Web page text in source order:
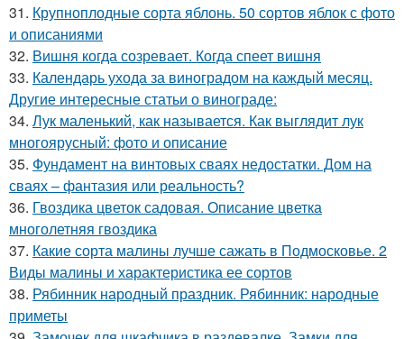
31. Крупноплодные сорта яблонь. 50 сортов яблок с фото
и описаниями
32. Вишня когда созревает. Когда спеет вишня
33. Календарь ухода за виноградом на каждый месяц.
Другие интересные статьи о винограде:
34. Лук маленький, как называется. Как выглядит лук
многоярусный: фото и описание
35. Фундамент на винтовых сваях недостатки. Дом на
сваях – фантазия или реальность?
36. Гвоздика цветок садовая. Описание цветка
многолетняя гвоздика
37. Какие сорта малины лучше сажать в Подмосковье. 2
Виды малины и характеристика ее сортов
38. Рябинник народный праздник. Рябинник: народные
приметы